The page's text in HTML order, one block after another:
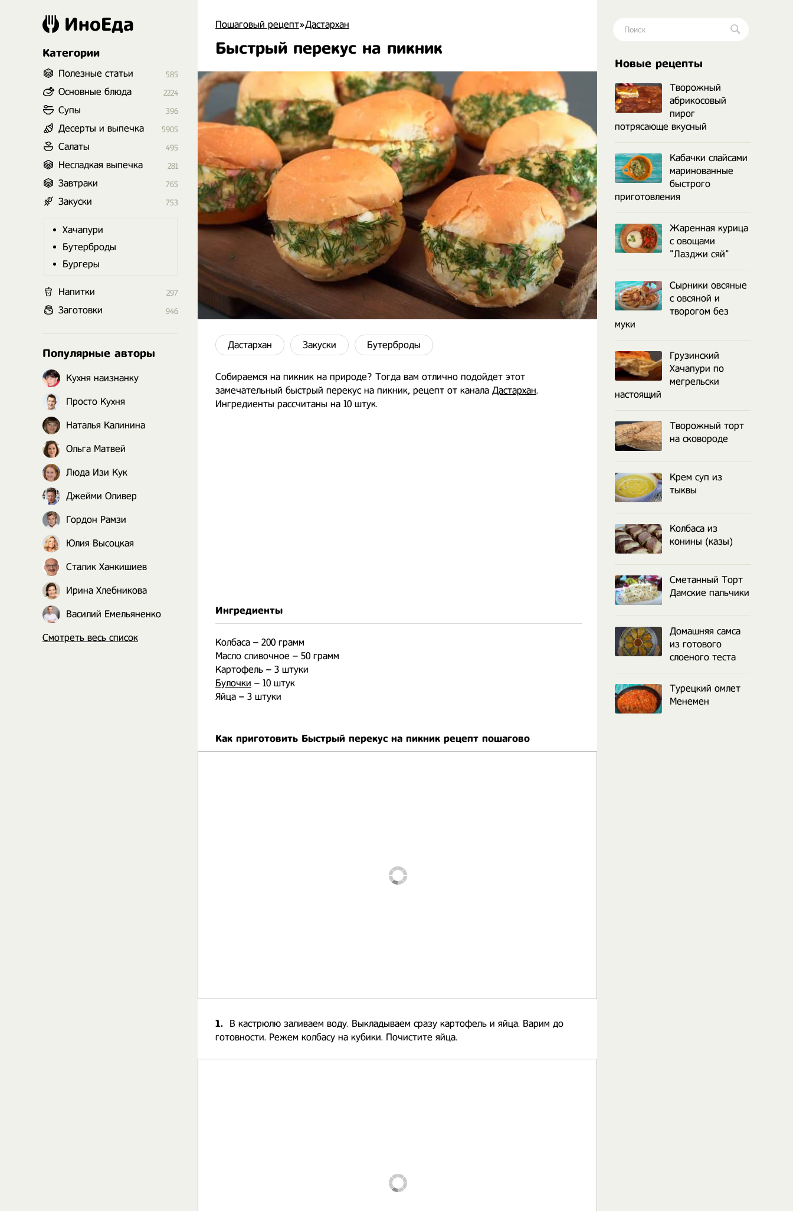
Пошаговый рецепт»Дастархан
Быстрый перекус на пикник
Дастархан Закуски Бутерброды
Собираемся на пикник на природе? Тогда вам отлично подойдет этот
замечательный быстрый перекус на пикник, рецепт от канала Дастархан.
Ингредиенты рассчитаны на 10 штук.
Ингредиенты
Колбаса – 200 грамм
Масло сливочное – 50 грамм
Картофель – 3 штуки
Булочки – 10 штук
Яйца – 3 штуки
Как приготовить Быстрый перекус на пикник рецепт пошагово
1.
В кастрюлю заливаем воду. Выкладываем сразу картофель и яйца. Варим до
готовности. Режем колбасу на кубики. Почистите яйца.
ИноЕда
Категории
Полезные статьи 585
Основные блюда 2224
Супы 396
Десерты и выпечка 5905
Салаты 495
Несладкая выпечка 281
Завтраки 765
Закуски 753
Хачапури
Бутерброды
Бургеры
Напитки 297
Заготовки 946
Популярные авторы
Кухня наизнанку
Просто Кухня
Наталья Калинина
Ольга Матвей
Люда Изи Кук
Джейми Оливер
Гордон Рамзи
Юлия Высоцкая
Сталик Ханкишиев
Ирина Хлебникова
Василий Емельяненко
Смотреть весь список
Новые рецепты
Творожный
абрикосовый
пирог
потрясающе вкусный
Кабачки слайсами
маринованные
быстрого
приготовления
Жаренная курица
с овощами
"Лазджи сяй"
Сырники овсяные
с овсяной и
творогом без
муки
Грузинский
Хачапури по
мегрельски
настоящий
Творожный торт
на сковороде
Крем суп из
тыквы
Колбаса из
конины (казы)
Сметанный Торт
Дамские пальчики
Домашняя самса
из готового
слоеного теста
Турецкий омлет
Менемен